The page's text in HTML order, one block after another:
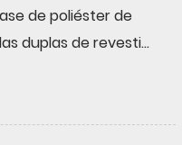
de poliéster de
duplas de revesti...